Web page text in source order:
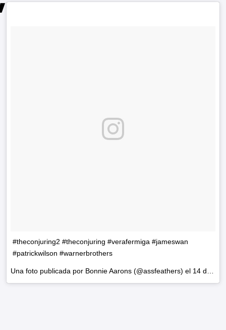
#theconjuring2 #theconjuring #verafermiga #jameswan
#patrickwilson #warnerbrothers
Una foto publicada por Bonnie Aarons (@assfeathers) el 14 de May de 2016 a la(s) 6:06 PDT